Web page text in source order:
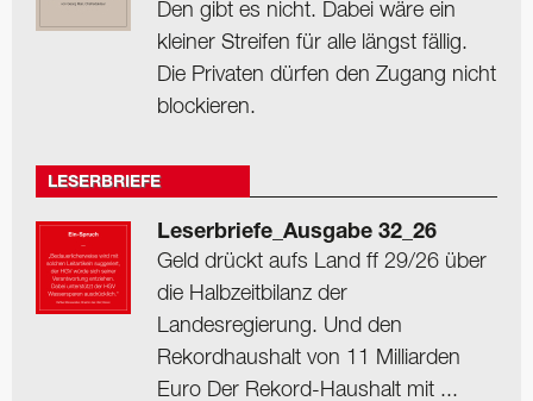
Den gibt es nicht. Dabei wäre ein
kleiner Streifen für alle längst fällig.
Die Privaten dürfen den Zugang nicht
blockieren.
LESERBRIEFE
Leserbriefe_Ausgabe 32_26
Geld drückt aufs Land ff 29/26 über
die Halbzeitbilanz der
Landesregierung. Und den
Rekordhaushalt von 11 Milliarden
Euro Der Rekord-Haushalt mit ...